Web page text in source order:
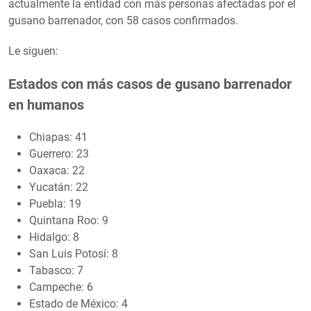
actualmente la entidad con más personas afectadas por el
gusano barrenador, con 58 casos confirmados.
Le siguen:
Estados con más casos de gusano barrenador
en humanos
Chiapas: 41
Guerrero: 23
Oaxaca: 22
Yucatán: 22
Puebla: 19
Quintana Roo: 9
Hidalgo: 8
San Luis Potosí: 8
Tabasco: 7
Campeche: 6
Estado de México: 4